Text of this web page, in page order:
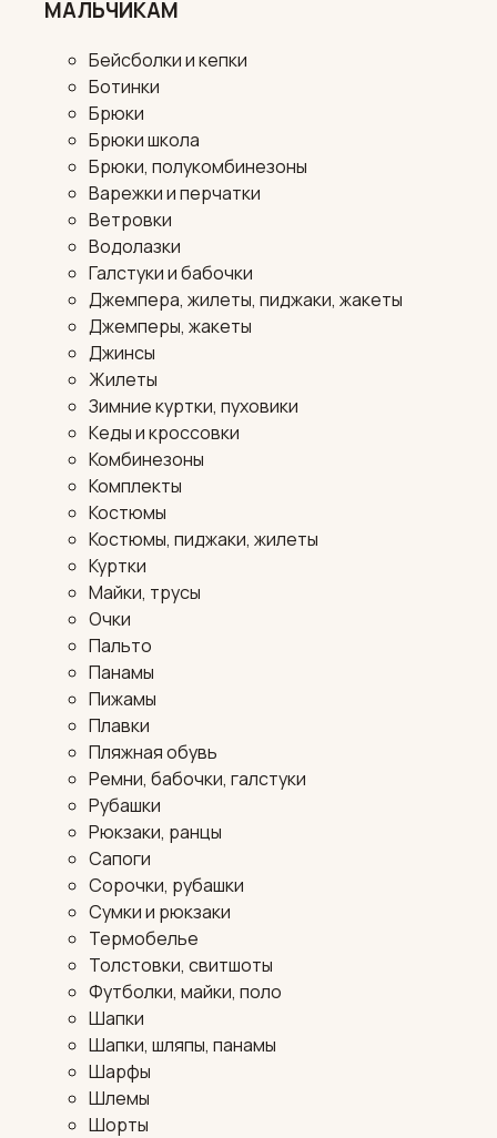
МАЛЬЧИКАМ
Бейсболки и кепки
Ботинки
Брюки
Брюки школа
Брюки, полукомбинезоны
Варежки и перчатки
Ветровки
Водолазки
Галстуки и бабочки
Джемпера, жилеты, пиджаки, жакеты
Джемперы, жакеты
Джинсы
Жилеты
Зимние куртки, пуховики
Кеды и кроссовки
Комбинезоны
Комплекты
Костюмы
Костюмы, пиджаки, жилеты
Куртки
Майки, трусы
Очки
Пальто
Панамы
Пижамы
Плавки
Пляжная обувь
Ремни, бабочки, галстуки
Рубашки
Рюкзаки, ранцы
Сапоги
Сорочки, рубашки
Сумки и рюкзаки
Термобелье
Толстовки, свитшоты
Футболки, майки, поло
Шапки
Шапки, шляпы, панамы
Шарфы
Шлемы
Шорты